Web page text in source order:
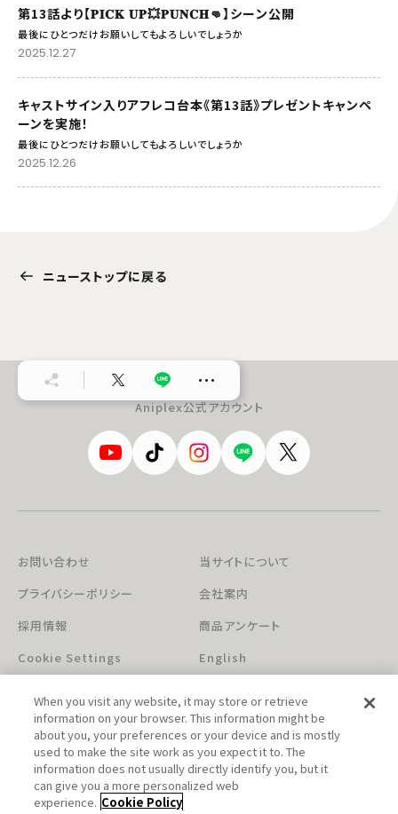
第13話より【𝐏𝐈𝐂𝐊 𝐔𝐏💥𝐏𝐔𝐍𝐂𝐇👊】シーン公開
最後にひとつだけお願いしてもよろしいでしょうか
2025.12.27
キャストサイン入りアフレコ台本《第13話》プレゼントキャンペ
ーンを実施！
最後にひとつだけお願いしてもよろしいでしょうか
2025.12.26
ニューストップに戻る
…
Aniplex公式アカウント
お問い合わせ
当サイトについて
プライバシーポリシー
会社案内
採用情報
商品アンケート
Cookie Settings
English
このホームページに掲載されている著作物の無断利用を禁じます。
When you visit any website, it may store or retrieve
information on your browser. This information might be
about you, your preferences or your device and is mostly
used to make the site work as you expect it to. The
information does not usually directly identify you, but it
can give you a more personalized web
experience. Cookie Policy